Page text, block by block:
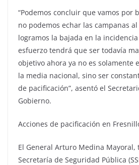
“Podemos concluir que vamos por
no podemos echar las campanas
logramos la bajada en la
esfuerzo tendrá que ser todavía
objetivo ahora ya no es solamente
la media nacional, sino ser
de pacificación”, asentó el
Gobierno.
Acciones de pacificación en
El General Arturo Medina
Secretaría de Seguridad Pública